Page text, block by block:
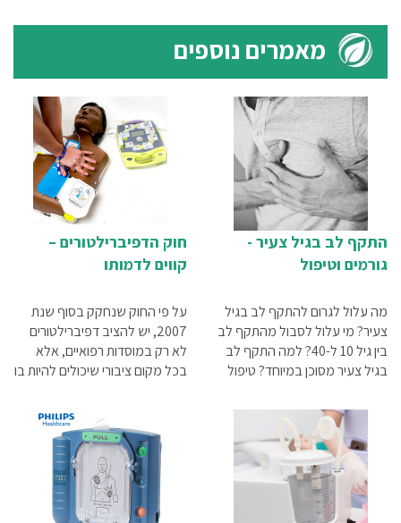
מאמרים נוספים
חוק הדפיברילטורים –
קווים לדמותו
על פי החוק שנחקק בסוף שנת
2007, יש להציב דפיברילטורים
לא רק במוסדות רפואיים, אלא
בכל מקום ציבורי שיכולים להיות בו
כנסו לפרטים המלאים >>
התקף לב בגיל צעיר -
גורמים וטיפול
מה עלול לגרום להתקף לב בגיל
צעיר? מי עלול לסבול מהתקף לב
בין גיל 10 ל-40? למה התקף לב
בגיל צעיר מסוכן במיוחד? טיפול
הזמן. כל המידע במאמר שלפניך